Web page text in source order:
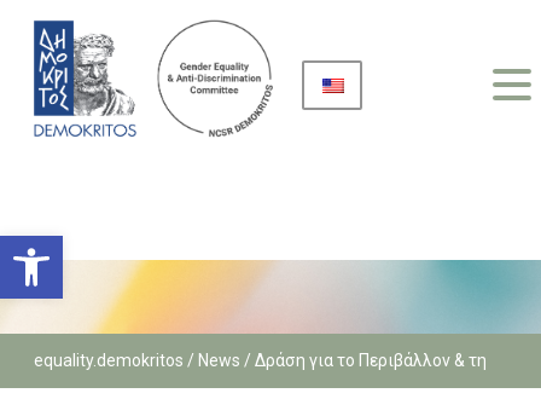
Open toolbar
equality.demokritos / News / Δράση για το Περιβάλλον & τη